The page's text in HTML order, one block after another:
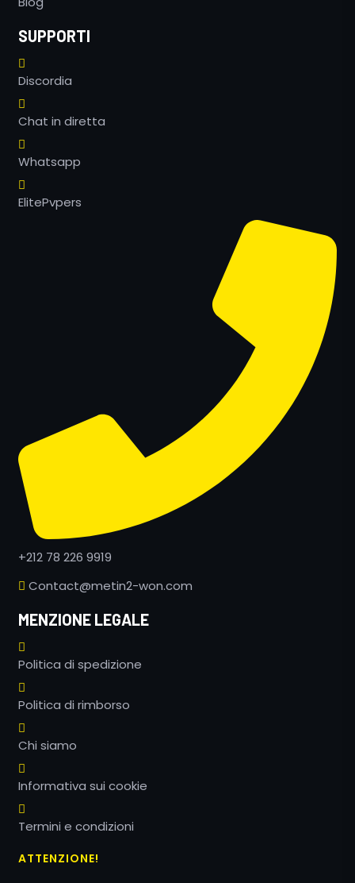
SUPPORTI
Discordia
Chat in diretta
Whatsapp
ElitePvpers
+212 78 226 9919
Contact@metin2-won.com
MENZIONE LEGALE
Politica di spedizione
Politica di rimborso
Chi siamo
Informativa sui cookie
Termini e condizioni
ATTENZIONE!